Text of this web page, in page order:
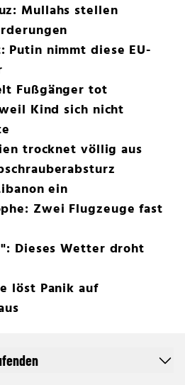
Mullahs stellen
Putin nimmt diese EU-
Fußgänger tot
Kind sich nicht
trocknet völlig aus
ein
Zwei Flugzeuge fast
Dieses Wetter droht
löst Panik auf